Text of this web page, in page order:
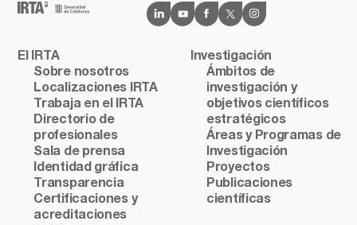
El IRTA
Sobre nosotros
Localizaciones IRTA
Trabaja en el IRTA
Directorio de
profesionales
Sala de prensa
Identidad gráfica
Transparencia
Certificaciones y
acreditaciones
Investigación
Ámbitos de
investigación y
objetivos científicos
estratégicos
Áreas y Programas de
Investigación
Proyectos
Publicaciones
científicas